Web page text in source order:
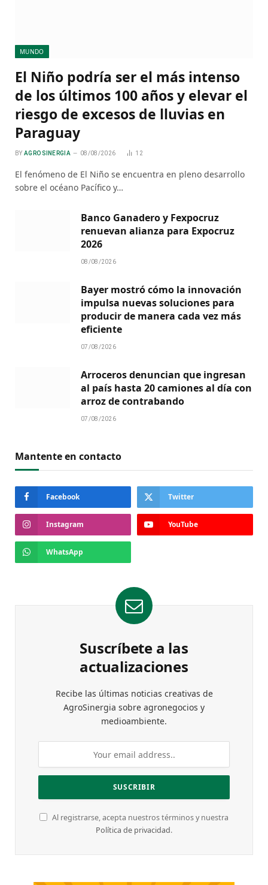
MUNDO
El Niño podría ser el más intenso
de los últimos 100 años y elevar el
riesgo de excesos de lluvias en
Paraguay
BY AGRO SINERGIA 08/08/2026 12
El fenómeno de El Niño se encuentra en pleno desarrollo
sobre el océano Pacífico y…
Banco Ganadero y Fexpocruz
renuevan alianza para Expocruz
2026
08/08/2026
Bayer mostró cómo la innovación
impulsa nuevas soluciones para
producir de manera cada vez más
eficiente
07/08/2026
Arroceros denuncian que ingresan
al país hasta 20 camiones al día con
arroz de contrabando
07/08/2026
Mantente en contacto
Facebook Twitter
Instagram YouTube
WhatsApp
Suscríbete a las
actualizaciones
Recibe las últimas noticias creativas de
AgroSinergia sobre agronegocios y
medioambiente.
Al registrarse, acepta nuestros términos y nuestra
Política de privacidad.